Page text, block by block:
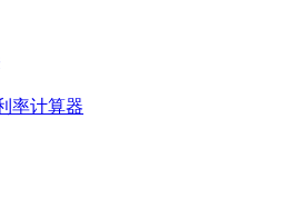
率计算器